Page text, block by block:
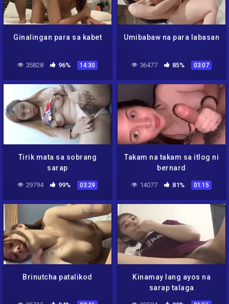
Ginalingan para sa kabet
35828 96% 14:30
Umibabaw na para labasan
36477 85% 03:07
Tirik mata sa sobrang
sarap
29794 99% 03:29
Takam na takam sa itlog ni
bernard
14077 81% 01:15
Brinutcha patalikod
Kinamay lang ayos na
sarap talaga